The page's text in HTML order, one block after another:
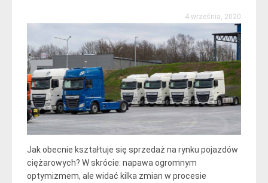
4 września, 2020
Jak obecnie kształtuje się sprzedaż na rynku pojazdów
ciężarowych? W skrócie: napawa ogromnym
optymizmem, ale widać kilka zmian w procesie